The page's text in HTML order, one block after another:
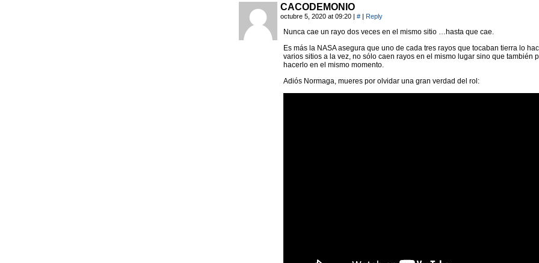
CACODEMONIO
octubre 5, 2020 at 09:20 | # | Reply
Nunca cae un rayo dos veces en el mismo sitio …hasta que cae.
Es más la NASA asegura que uno de cada tres rayos que tocaban tierra lo
varios sitios a la vez, no sólo caen rayos en el mismo lugar sino que también
hacerlo en el mismo momento.
Adiós Normaga, mueres por olvidar una gran verdad del rol: